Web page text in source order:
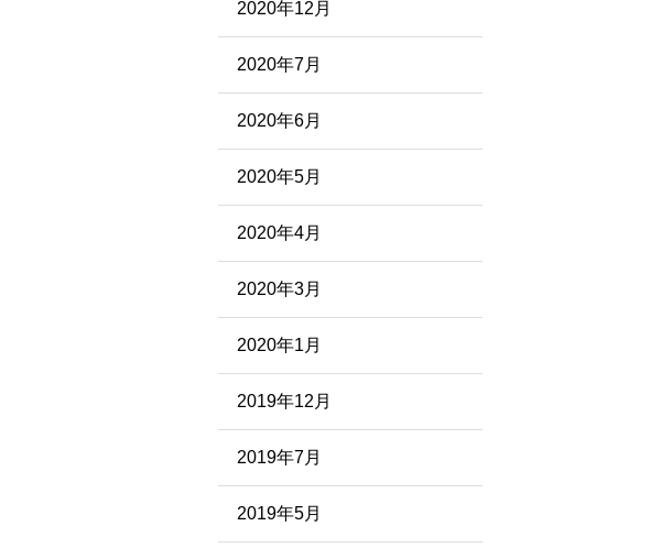
2020年12月
2020年7月
2020年6月
2020年5月
2020年4月
2020年3月
2020年1月
2019年12月
2019年7月
2019年5月